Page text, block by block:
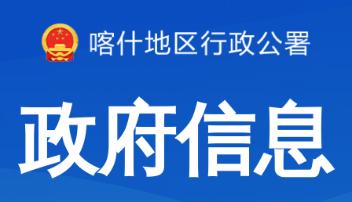
政府信息